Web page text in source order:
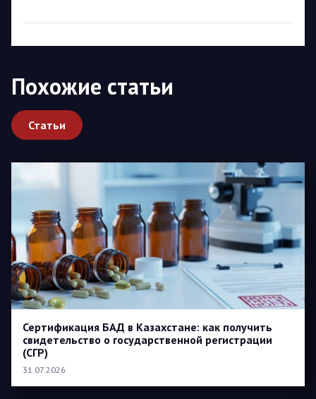
Похожие статьи
Статьи
Сертификация БАД в Казахстане: как получить
свидетельство о государственной регистрации
(СГР)
31.07.2026